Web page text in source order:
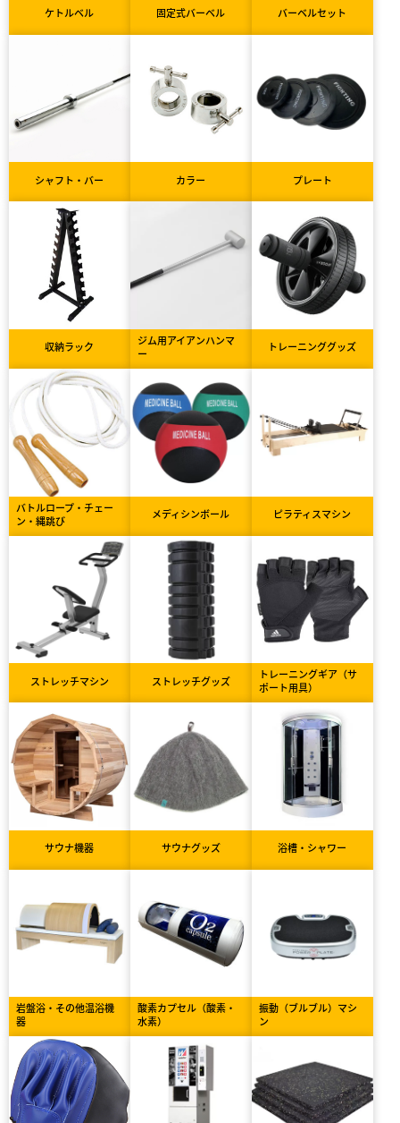
ケトルベル 固定式バーベル バーベルセット
シャフト・バー カラー プレート
収納ラック
ジム用アイアンハンマ
ー
トレーニンググッズ
バトルロープ・チェー
ン・縄跳び
メディシンボール ピラティスマシン
ストレッチマシン ストレッチグッズ
トレーニングギア（サ
ポート用具）
サウナ機器 サウナグッズ 浴槽・シャワー
岩盤浴・その他温浴機
器
酸素カプセル（酸素・
水素）
振動（ブルブル）マシ
ン